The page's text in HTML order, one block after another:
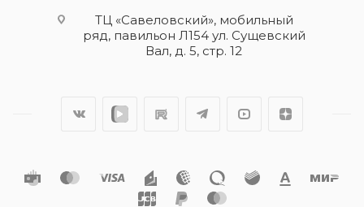
ТЦ «Савеловский», мобильный
ряд, павильон Л154 ул. Сущевский
Вал, д. 5, стр. 12